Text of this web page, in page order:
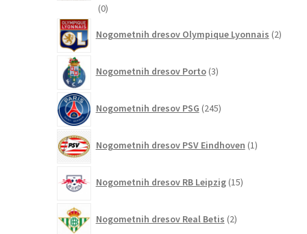
00
Nogometnih dresov Olympique Lyonnais 2izdelka
Nogometnih dresov Porto 3izdelki
Nogometnih dresov PSG 245izdelkov
Nogometnih dresov PSV Eindhoven 1izdelek
Nogometnih dresov RB Leipzig 15izdelkov
Nogometnih dresov Real Betis 2izdelka